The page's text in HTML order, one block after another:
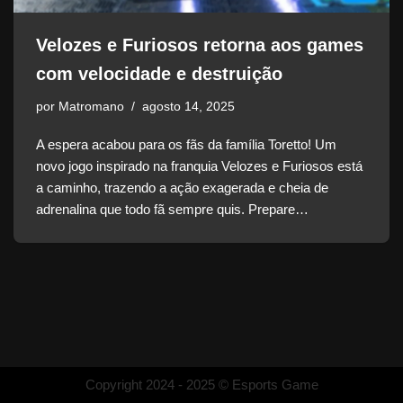
Velozes e Furiosos retorna aos games
com velocidade e destruição
por Matromano agosto 14, 2025
A espera acabou para os fãs da família Toretto! Um
novo jogo inspirado na franquia Velozes e Furiosos está
a caminho, trazendo a ação exagerada e cheia de
adrenalina que todo fã sempre quis. Prepare…
Copyright 2024 - 2025 © Esports Game